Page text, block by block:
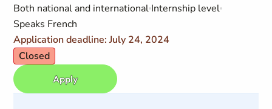
Both national and international Internship level
Speaks French
Application deadline: July 24, 2024
Closed
Apply